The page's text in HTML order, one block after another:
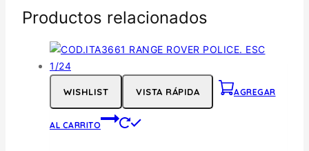
Productos relacionados
WISHLIST VISTA RÁPIDA AGREGAR
AL CARRITO